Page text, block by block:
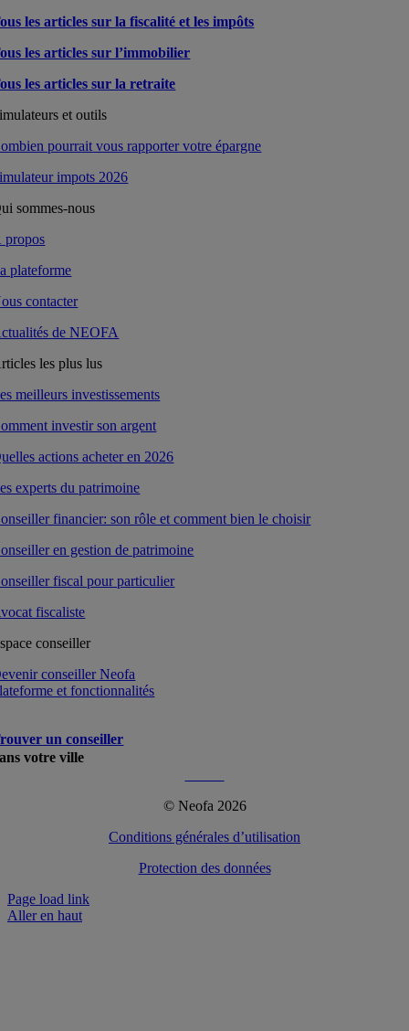
les articles sur la fiscalité et les impôts
les articles sur l’immobilier
les articles sur la retraite
et outils
pourrait vous rapporter votre épargne
impots 2026
sommes-nous
propos
plateforme
contacter
de NEOFA
les plus lus
meilleurs investissements
investir son argent
actions acheter en 2026
experts du patrimoine
financier: son rôle et comment bien le choisir
en gestion de patrimoine
fiscal pour particulier
fiscaliste
conseiller
conseiller Neofa
et fonctionnalités
un conseiller
votre ville
© Neofa 2026
Conditions générales d’utilisation
Protection des données
Page load link
Aller en haut